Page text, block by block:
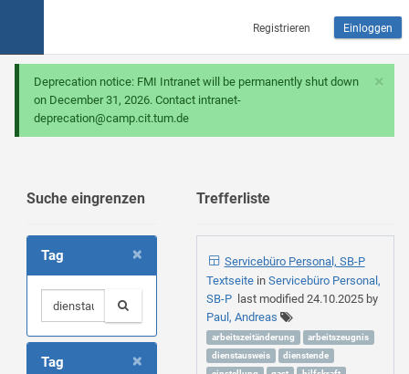
Registrieren Einloggen
×
Deprecation notice: FMI Intranet will be permanently shut down
on December 31, 2026. Contact intranet-
deprecation@camp.cit.tum.de
Suche eingrenzen
×
Tag
×
Tag
Trefferliste
Servicebüro Personal, SB-P
Textseite in Servicebüro Personal,
SB-Plast modified 24.10.2025by
Paul, Andreas
arbeitszeitänderung
arbeitszeugnis
dienstausweis
dienstende